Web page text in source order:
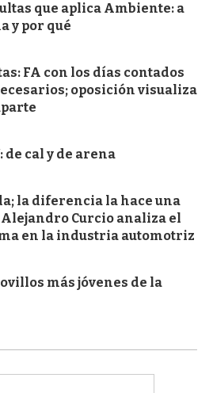
que aplica Ambiente: a
y por qué
FA con los días contados
oposición visualiza
de cal y de arena
la diferencia la hace una
Curcio analiza el
en la industria automotriz
más jóvenes de la